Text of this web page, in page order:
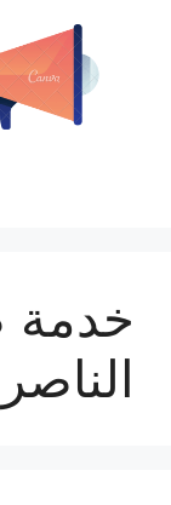
خدمة
الناصر